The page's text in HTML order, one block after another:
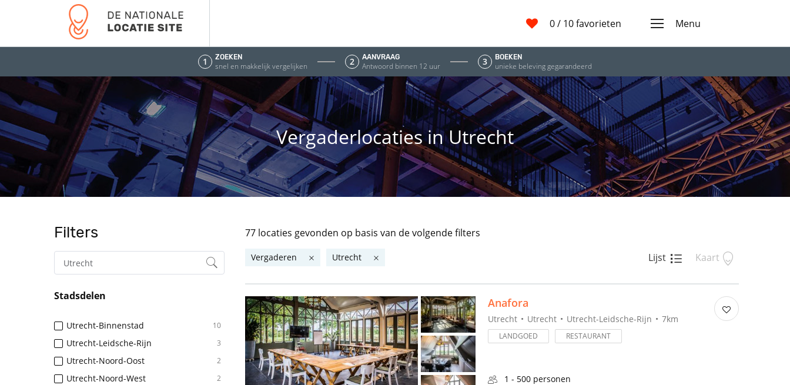
0/ 10 favorieten Menu
1 ZOEKEN
snel en makkelijk vergelijken 2 AANVRAAG
Antwoord binnen 12 uur 3 BOEKEN
unieke beleving gegarandeerd
Vergaderlocaties in Utrecht
Filters
Stadsdelen
Utrecht-Binnenstad 10
Utrecht-Leidsche-Rijn 3
Utrecht-Noord-Oost 2
Utrecht-Noord-West 2
77 locaties gevonden op basis van de volgende filters
Vergaderen Utrecht Lijst Kaart
Anafora
Utrecht Utrecht Utrecht-Leidsche-Rijn 7km
LANDGOED RESTAURANT
1 - 500 personen